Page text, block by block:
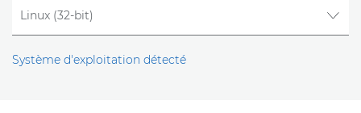
Système d'exploitation détecté